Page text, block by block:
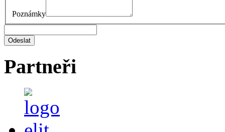
Poznámky
Partneři